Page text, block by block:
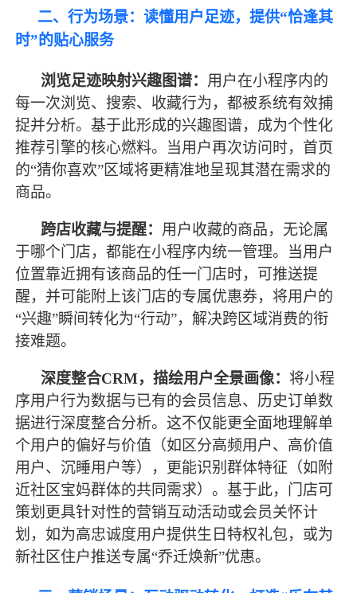
二、行为场景：读懂用户足迹，提供“恰逢其
时”的贴心服务
浏览足迹映射兴趣图谱： 用户在小程序内的
每一次浏览、搜索、收藏行为，都被系统有效捕
捉并分析。基于此形成的兴趣图谱，成为个性化
推荐引擎的核心燃料。当用户再次访问时，首页
的“猜你喜欢”区域将更精准地呈现其潜在需求的
商品。
跨店收藏与提醒： 用户收藏的商品，无论属
于哪个门店，都能在小程序内统一管理。当用户
位置靠近拥有该商品的任一门店时，可推送提
醒，并可能附上该门店的专属优惠券，将用户的
“兴趣”瞬间转化为“行动”，解决跨区域消费的衔
接难题。
深度整合CRM，描绘用户全景画像： 将小程
序用户行为数据与已有的会员信息、历史订单数
据进行深度整合分析。这不仅能更全面地理解单
个用户的偏好与价值（如区分高频用户、高价值
用户、沉睡用户等），更能识别群体特征（如附
近社区宝妈群体的共同需求）。基于此，门店可
策划更具针对性的营销互动活动或会员关怀计
划，如为高忠诚度用户提供生日特权礼包，或为
新社区住户推送专属“乔迁焕新”优惠。